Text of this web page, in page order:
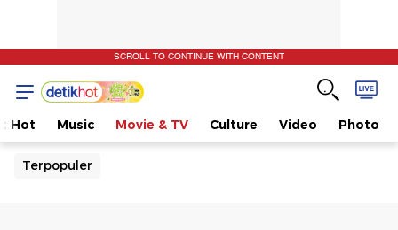
SCROLL TO CONTINUE WITH CONTENT
Hot Music Movie & TV Culture Video Photo
Terpopuler